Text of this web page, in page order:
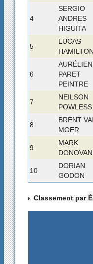
4
SERGIO
ANDRES
HIGUITA
5
LUCAS
HAMILTON
6
AURÉLIEN
PARET
PEINTRE
7
NEILSON
POWLESS
8
BRENT
MOER
9
MARK
DONOVAN
10
DORIAN
GODON
Classement par